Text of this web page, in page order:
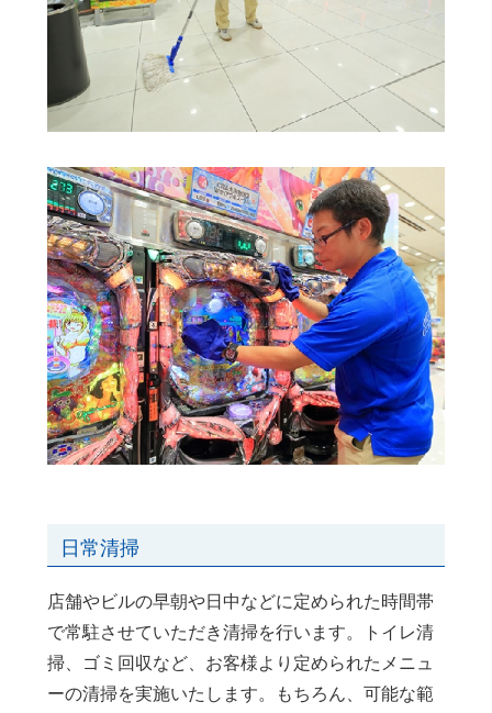
日常清掃
店舗やビルの早朝や日中などに定められた時間帯
で常駐させていただき清掃を行います。トイレ清
掃、ゴミ回収など、お客様より定められたメニュ
ーの清掃を実施いたします。もちろん、可能な範